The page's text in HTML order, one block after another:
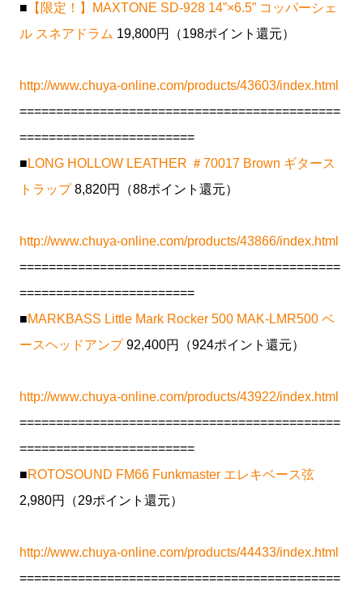
■ 【限定！】MAXTONE SD-928 14”×6.5” コッパーシェ
ル スネアドラム 19,800円（198ポイント還元）
http://www.chuya-online.com/products/43603/index.html
============================================
========================
■ LONG HOLLOW LEATHER ＃70017 Brown ギタース
トラップ8,820円（88ポイント還元）
http://www.chuya-online.com/products/43866/index.html
============================================
========================
■MARKBASS Little Mark Rocker 500 MAK-LMR500 ベ
ースヘッドアンプ92,400円（924ポイント還元）
http://www.chuya-online.com/products/43922/index.html
============================================
========================
■ROTOSOUND FM66 Funkmaster エレキベース弦
2,980円（29ポイント還元）
http://www.chuya-online.com/products/44433/index.html
============================================